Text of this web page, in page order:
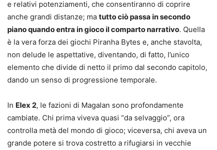
e relativi potenziamenti, che consentiranno di coprire
anche grandi distanze; ma tutto ciò passa in secondo
piano quando entra in gioco il comparto narrativo. Quella
è la vera forza dei giochi Piranha Bytes e, anche stavolta,
non delude le aspettative, diventando, di fatto, l’unico
elemento che divide di netto il primo dal secondo capitolo,
dando un senso di progressione temporale.
In Elex 2, le fazioni di Magalan sono profondamente
cambiate. Chi prima viveva quasi “da selvaggio”, ora
controlla metà del mondo di gioco; viceversa, chi aveva un
grande potere si trova costretto a rifugiarsi in vecchie